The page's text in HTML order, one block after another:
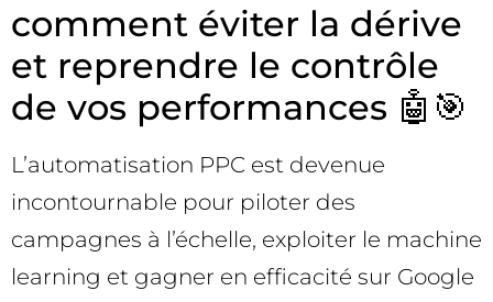
comment éviter la dérive
et reprendre le contrôle
de vos performances 🤖🎯
L’automatisation PPC est devenue
incontournable pour piloter des
campagnes à l’échelle, exploiter le machine
learning et gagner en efficacité sur Google